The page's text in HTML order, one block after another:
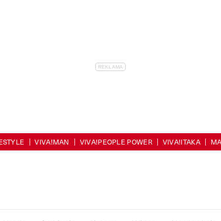
VIVA!MAN VIVA!PEOPLE POWER VIVA!ITAKA